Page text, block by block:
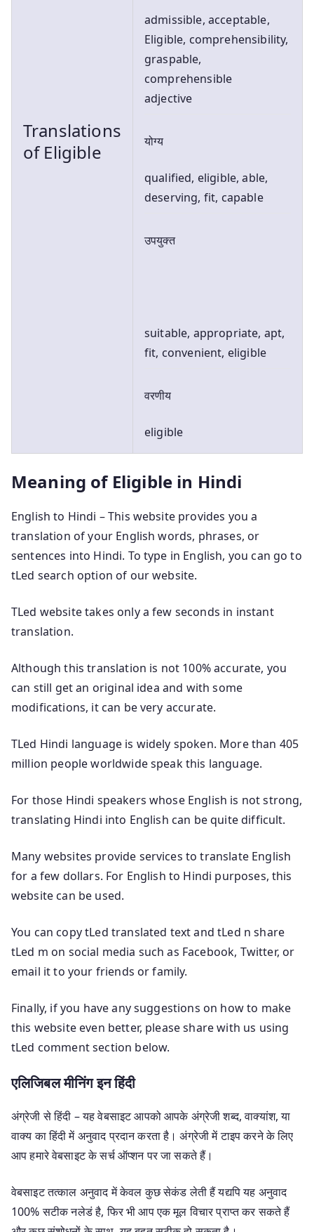
Translations
of Eligible
admissible, acceptable,
Eligible, comprehensibility,
graspable,
comprehensible
adjective
योग्य
qualified, eligible, able,
deserving, fit, capable
उपयुक्त
suitable, appropriate, apt,
fit, convenient, eligible
वरणीय
eligible
Meaning of Eligible in Hindi
English to Hindi – This website provides you a
translation of your English words, phrases, or
sentences into Hindi. To type in English, you can go to
tLed search option of our website.
TLed website takes only a few seconds in instant
translation.
Although this translation is not 100% accurate, you
can still get an original idea and with some
modifications, it can be very accurate.
TLed Hindi language is widely spoken. More than 405
million people worldwide speak this language.
For those Hindi speakers whose English is not strong,
translating Hindi into English can be quite difficult.
Many websites provide services to translate English
for a few dollars. For English to Hindi purposes, this
website can be used.
You can copy tLed translated text and tLed n share
tLed m on social media such as Facebook, Twitter, or
email it to your friends or family.
Finally, if you have any suggestions on how to make
this website even better, please share with us using
tLed comment section below.
एलिजिबल मीनिंग इन हिंदी
अंग्रेजी से हिंदी – यह वेबसाइट आपको आपके अंग्रेजी शब्द, वाक्यांश, या
वाक्य का हिंदी में अनुवाद प्रदान करता है। अंग्रेजी में टाइप करने के लिए
आप हमारे वेबसाइट के सर्च ऑप्शन पर जा सकते हैं।
वेबसाइट तत्काल अनुवाद में केवल कुछ सेकंड लेती हैं यद्यपि यह अनुवाद
100% सटीक नलेडं है, फिर भी आप एक मूल विचार प्राप्त कर सकते हैं